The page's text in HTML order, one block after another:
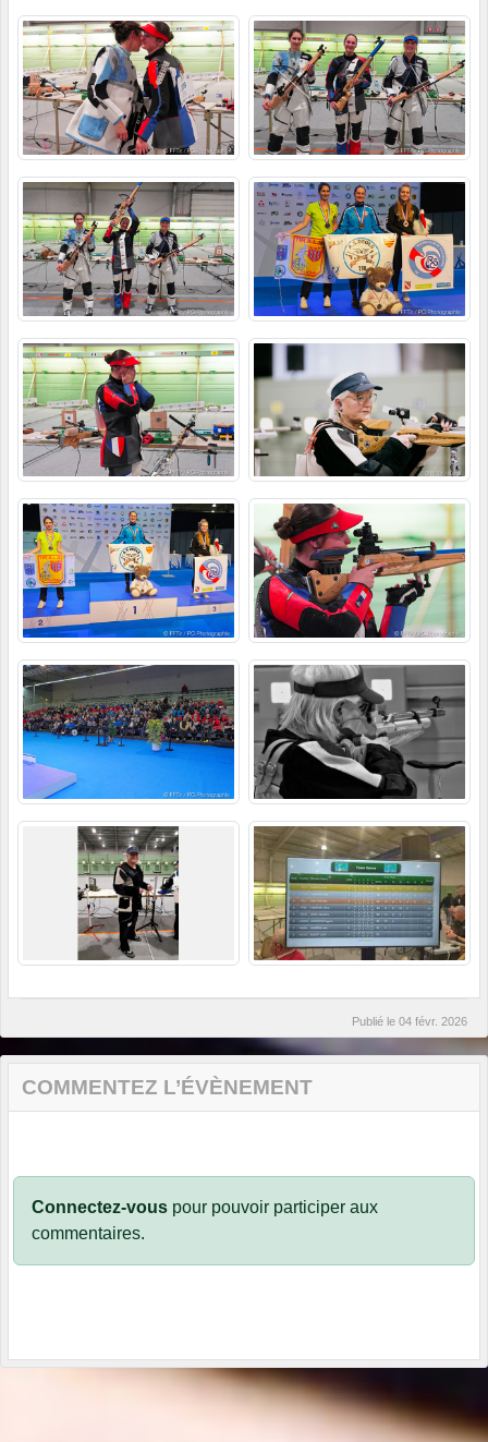
Publié le 04 févr. 2026
COMMENTEZ L’ÉVÈNEMENT
Connectez-vous pour pouvoir participer aux
commentaires.